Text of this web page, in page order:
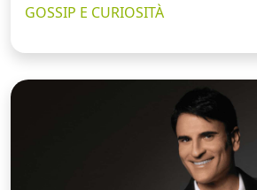
GOSSIP E CURIOSITÀ